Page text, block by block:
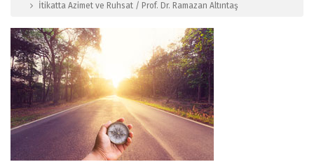
İtikatta Azimet ve Ruhsat / Prof. Dr. Ramazan Altıntaş